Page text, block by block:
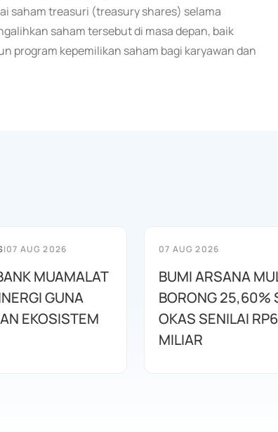
saham treasuri (treasury shares) selama
saham tersebut di masa depan, baik
program kepemilikan saham bagi karyawan dan
|07 AUG 2026
MUAMALAT
GUNA
EKOSISTEM
07 AUG 2026
BUMI ARSANA
BORONG 25,60%
OKAS SENILAI
MILIAR